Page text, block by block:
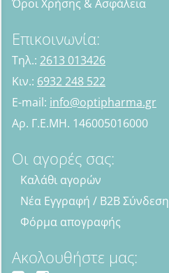
Όροι Χρήσης & Ασφάλεια
Επικοινωνία:
Τηλ.: 2613 013426
Κιν.: 6932 248 522
E-mail: info@optipharma.gr
Αρ. Γ.Ε.ΜΗ. 146005016000
Οι αγορές σας:
Καλάθι αγορών
Νέα Εγγραφή / B2B Σύνδεση
Φόρμα απογραφής
Ακολουθήστε μας: